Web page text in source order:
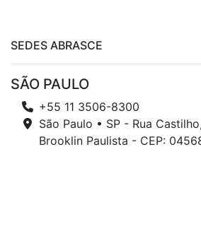
SEDES ABRASCE
SÃO PAULO
+55 11 3506-8300
São Paulo • SP - Rua
Brooklin Paulista - CEP: